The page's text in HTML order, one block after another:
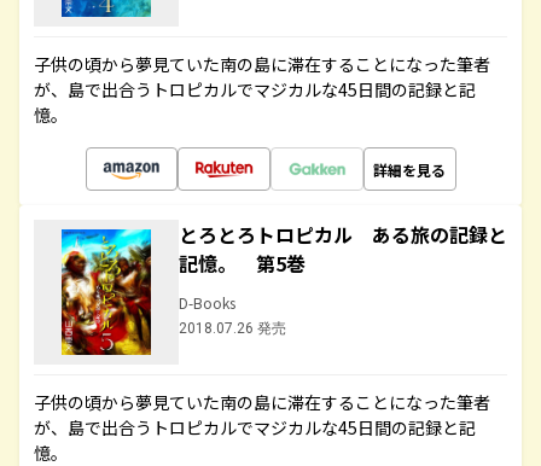
子供の頃から夢見ていた南の島に滞在することになった筆者
が、島で出合うトロピカルでマジカルな45日間の記録と記
憶。
詳細を見る
とろとろトロピカル ある旅の記録と
記憶。 第5巻
D-Books
2018.07.26 発売
子供の頃から夢見ていた南の島に滞在することになった筆者
が、島で出合うトロピカルでマジカルな45日間の記録と記
憶。